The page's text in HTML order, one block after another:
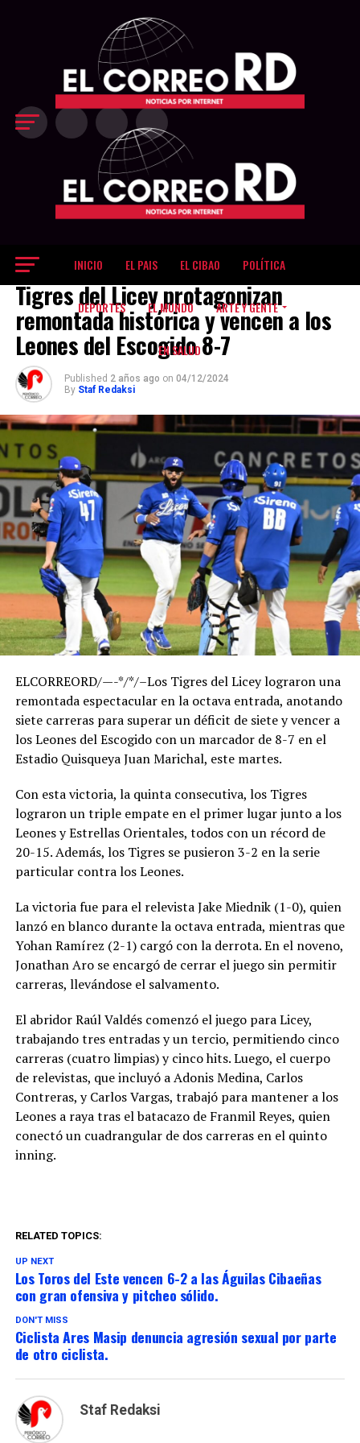
INICIO EL PAIS EL CIBAO POLÍTICA
DEPORTES EL MUNDO ARTE Y GENTE
EN SALUD
DEPORTES
Tigres del Licey protagonizan
remontada histórica y vencen a los
Leones del Escogido 8-7
Published 2 años ago on 04/12/2024
By Staf Redaksi
ELCORREORD/—-*/*/–Los Tigres del Licey lograron una
remontada espectacular en la octava entrada, anotando
siete carreras para superar un déficit de siete y vencer a
los Leones del Escogido con un marcador de 8-7 en el
Estadio Quisqueya Juan Marichal, este martes.
Con esta victoria, la quinta consecutiva, los Tigres
lograron un triple empate en el primer lugar junto a los
Leones y Estrellas Orientales, todos con un récord de
20-15. Además, los Tigres se pusieron 3-2 en la serie
particular contra los Leones.
La victoria fue para el relevista Jake Miednik (1-0), quien
lanzó en blanco durante la octava entrada, mientras que
Yohan Ramírez (2-1) cargó con la derrota. En el noveno,
Jonathan Aro se encargó de cerrar el juego sin permitir
carreras, llevándose el salvamento.
El abridor Raúl Valdés comenzó el juego para Licey,
trabajando tres entradas y un tercio, permitiendo cinco
carreras (cuatro limpias) y cinco hits. Luego, el cuerpo
de relevistas, que incluyó a Adonis Medina, Carlos
Contreras, y Carlos Vargas, trabajó para mantener a los
Leones a raya tras el batacazo de Franmil Reyes, quien
conectó un cuadrangular de dos carreras en el quinto
inning.
RELATED TOPICS:
UP NEXT
Los Toros del Este vencen 6-2 a las Águilas Cibaeñas
con gran ofensiva y pitcheo sólido.
DON'T MISS
Ciclista Ares Masip denuncia agresión sexual por parte
de otro ciclista.
Staf Redaksi
Exit mobile version